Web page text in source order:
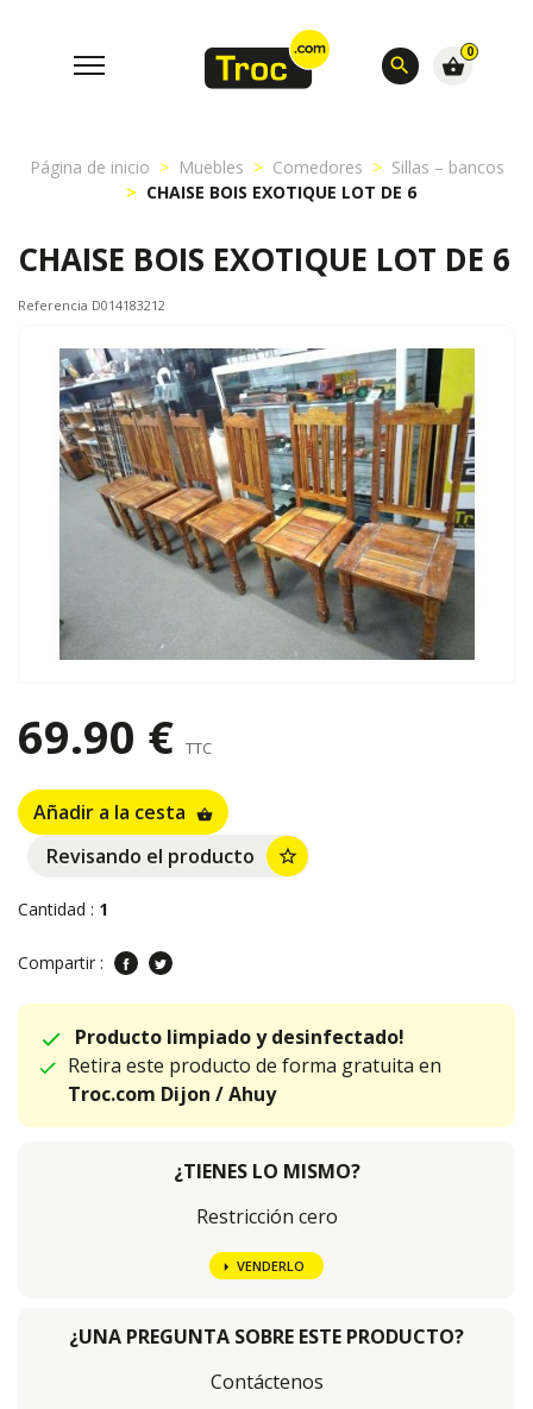
search
0
shopping_basket
Página de inicio Muebles Comedores
Sillas – bancos
CHAISE BOIS EXOTIQUE LOT DE 6
CHAISE BOIS EXOTIQUE LOT DE 6
Referencia D014183212
69.90 € TTC
Añadir a la cesta shopping_basket
Revisando el producto star_border
Cantidad : 1
Compartir :
Producto limpiado y desinfectado!
Retira este producto de forma gratuita en
Troc.com Dijon / Ahuy
¿TIENES LO MISMO?
Restricción cero
VENDERLO
¿UNA PREGUNTA SOBRE ESTE PRODUCTO?
Contáctenos